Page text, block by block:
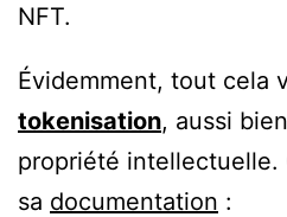
NFT.
Évidemment, tout cela
tokenisation, aussi
propriété intellectuelle.
sa documentation :